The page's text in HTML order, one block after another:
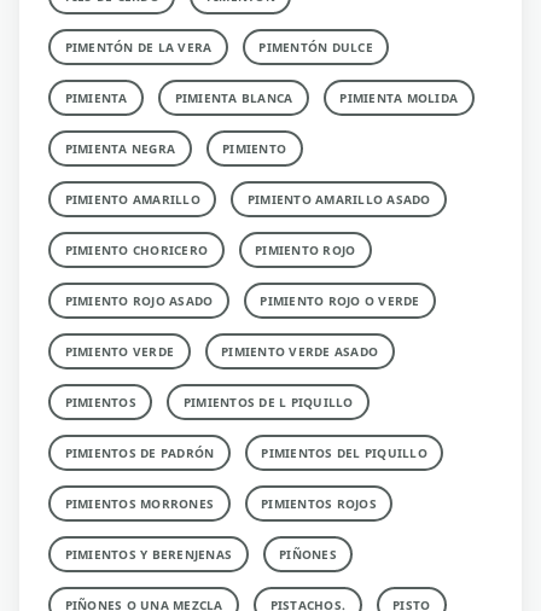
PIMENTÓN DE LA VERA PIMENTÓN DULCE
PIMIENTA PIMIENTA BLANCA PIMIENTA MOLIDA
PIMIENTA NEGRA PIMIENTO
PIMIENTO AMARILLO PIMIENTO AMARILLO ASADO
PIMIENTO CHORICERO PIMIENTO ROJO
PIMIENTO ROJO ASADO PIMIENTO ROJO O VERDE
PIMIENTO VERDE PIMIENTO VERDE ASADO
PIMIENTOS PIMIENTOS DE L PIQUILLO
PIMIENTOS DE PADRÓN PIMIENTOS DEL PIQUILLO
PIMIENTOS MORRONES PIMIENTOS ROJOS
PIMIENTOS Y BERENJENAS PIÑONES
PIÑONES O UNA MEZCLA PISTACHOS. PISTO